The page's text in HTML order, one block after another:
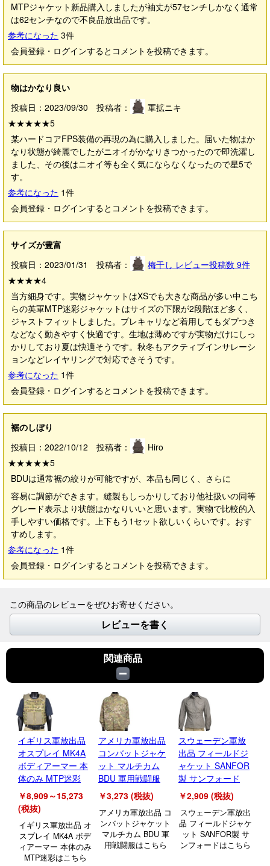
MTPジャケット新品購入しましたが袖丈が57センチしかなく通常
は62センチなので不良品放出品です。
参考になった 3件
会員登録・ログインするとコメントを投稿できます。
物はかなり良い
投稿日：2023/09/30 投稿者：
軍拡ニキ
★★★★★5
某ハードコアFPS装備の再現の為に購入しました。届いた物はか
なり状態が綺麗でしたがニオイがかなりきつかったので即洗濯し
ました、その後はニオイ等も全く気にならなくなったので星5で
す。
参考になった 1件
会員登録・ログインするとコメントを投稿できます。
サイズが豊富
投稿日：2023/01/31 投稿者：
梅干し レビュー投稿数 9件
★★★★4
当方細身です。実物ジャケットはXSでも大きな商品が多い中こち
らの英軍MTP迷彩ジャケットはサイズの下限が2段階ほど多く、
ジャストフィットしました。プレキャリなど着用してもダブつき
などなく動きやすく快適です。生地は薄めですが実物だけにしっ
かりしており夏は快適そうです。秋冬もアクティブインサレーシ
ョンなどレイヤリングで対応できそうです。
参考になった 1件
会員登録・ログインするとコメントを投稿できます。
裾のしぼり
投稿日：2022/10/12 投稿者：
Hiro
★★★★★5
BDUは通常裾の絞りが可能ですが、本品も同じく、さらに
容易に調節ができます。縫製もしっかりしており他社扱いの同等
グレード表示より状態はかなりいいと思います。実物で比較的入
手しやすい価格です。上下もう1セット欲しいくらいです。おす
すめします。
参考になった 1件
会員登録・ログインするとコメントを投稿できます。
この商品のレビューをぜひお寄せください。
レビューを書く
関連商品
イギリス軍放出品
オスプレイ MK4A
ボディアーマー 本
体のみ MTP迷彩
￥8,909～15,273
(税抜)
イギリス軍放出品 オ
スプレイ MK4A ボデ
ィアーマー 本体のみ
MTP迷彩はこちら
アメリカ軍放出品
コンバットジャケ
ット マルチカム
BDU 軍用戦闘服
￥3,273 (税抜)
アメリカ軍放出品 コ
ンバットジャケット
マルチカム BDU 軍
用戦闘服はこちら
スウェーデン軍放
出品 フィールドジ
ャケット SANFOR
製 サンフォード
￥2,909 (税抜)
スウェーデン軍放出
品 フィールドジャケ
ット SANFOR製 サ
ンフォードはこちら